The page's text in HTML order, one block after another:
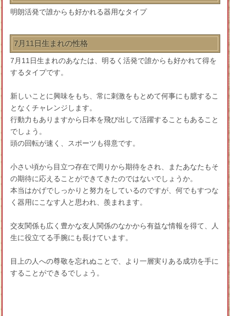
明朗活発で誰からも好かれる器用なタイプ
7月11日生まれの性格
7月11日生まれのあなたは、明るく活発で誰からも好かれて得を
するタイプです。
新しいことに興味をもち、常に刺激をもとめて何事にも臆するこ
となくチャレンジします。
行動力もありますから日本を飛び出して活躍することもあること
でしょう。
頭の回転が速く、スポーツも得意です。
小さい頃から目立つ存在で周りから期待をされ、またあなたもそ
の期待に応えることができてきたのではないでしょうか。
本当はかげでしっかりと努力をしているのですが、何でもすつな
く器用にこなす人と思われ、羨まれます。
交友関係も広く豊かな友人関係のなかから有益な情報を得て、人
生に役立てる手腕にも長けています。
目上の人への尊敬を忘れぬことで、より一層実りある成功を手に
することができるでしょう。